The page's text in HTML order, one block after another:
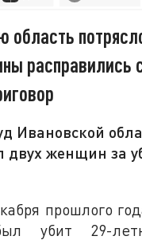
область
расправились
Ивановской
двух женщин за
прошлого
убит 29-